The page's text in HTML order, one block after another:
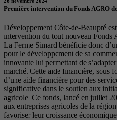
Première intervention du Fonds AGRO
Développement Côte-de-Beaupré
intervention du tout nouveau Fonds
La Ferme Simard bénéficie donc
pour le développement de sa
innovante lui permettant de
marché. Cette aide financière, sous
d’une aide financière pour des
significative dans le soutien aux
agricole. Ce fonds, lancé en juillet
aux entreprises agricoles de la
favoriser leur croissance